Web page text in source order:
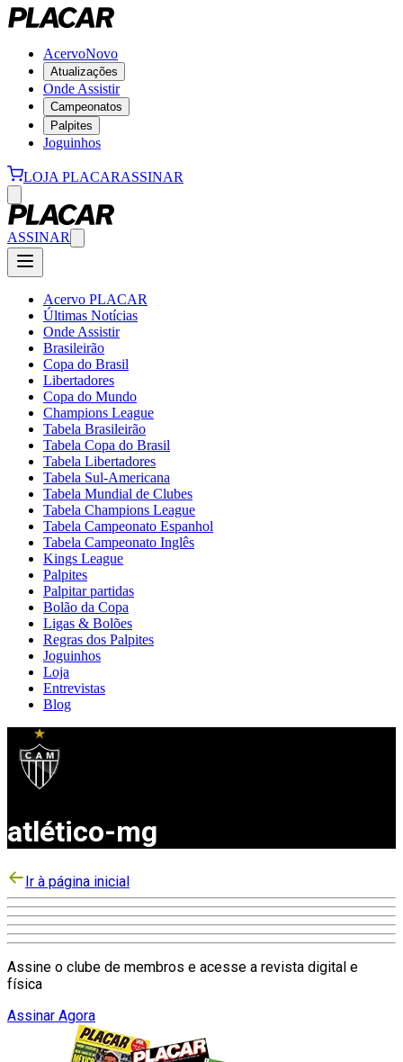
AcervoNovo
Atualizações
Onde Assistir
Campeonatos
Palpites
Joguinhos
LOJA PLACARASSINAR
ASSINAR
Acervo PLACAR
Últimas Notícias
Onde Assistir
Brasileirão
Copa do Brasil
Libertadores
Copa do Mundo
Champions League
Tabela Brasileirão
Tabela Copa do Brasil
Tabela Libertadores
Tabela Sul-Americana
Tabela Mundial de Clubes
Tabela Champions League
Tabela Campeonato Espanhol
Tabela Campeonato Inglês
Kings League
Palpites
Palpitar partidas
Bolão da Copa
Ligas & Bolões
Regras dos Palpites
Joguinhos
Loja
Entrevistas
Blog
atlético-mg
Ir à página inicial
Assine o clube de membros e acesse a revista digital e
física
Assinar Agora